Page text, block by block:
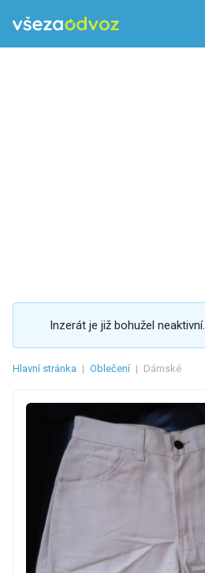
Inzerát je již bohužel neaktivní.
Hlavní stránka | Oblečení | Dámské